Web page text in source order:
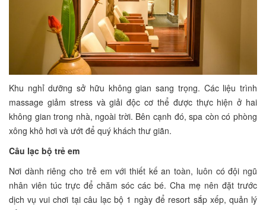
Khu nghỉ dưỡng sở hữu không gian sang trọng. Các liệu trình
massage giảm stress và giải độc cơ thể được thực hiện ở hai
không gian trong nhà, ngoài trời. Bên cạnh đó, spa còn có phòng
xông khô hơi và ướt để quý khách thư giãn.
Câu lạc bộ trẻ em
Nơi dành riêng cho trẻ em với thiết kế an toàn, luôn có đội ngũ
nhân viên túc trực để chăm sóc các bé. Cha mẹ nên đặt trước
dịch vụ vui chơi tại câu lạc bộ 1 ngày để resort sắp xếp, quản lý